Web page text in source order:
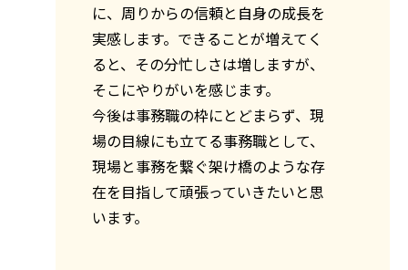
に、周りからの信頼と自身の成長を
実感します。できることが増えてく
ると、その分忙しさは増しますが、
そこにやりがいを感じます。
今後は事務職の枠にとどまらず、現
場の目線にも立てる事務職として、
現場と事務を繋ぐ架け橋のような存
在を目指して頑張っていきたいと思
います。